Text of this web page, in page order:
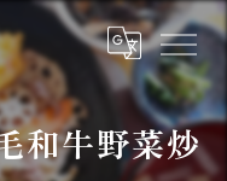
和牛野菜炒